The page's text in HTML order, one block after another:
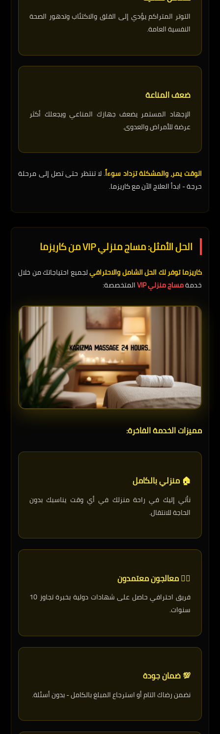
التوتر المتراكم يؤدي إلى القلق والاكتئاب وتدهور الصحة
النفسية العامة.
ضعف المناعة
الإجهاد المستمر يضعف جهازك المناعي ويجعلك أكثر
عرضة للأمراض والعدوى.
الوقت يمر، والمشكلة تزداد سوءاً. لا تنتظر حتى تصل إلى مرحلة
حرجة - ابدأ العلاج الآن مع كاريزما.
الحل الأمثل: مساج منزلي VIP من كاريزما
كاريزما توفر لك الحل الشامل والاحترافيلجميع احتياجاتك من خلال
خدمةمساج منزلي VIP المتخصصة:
مميزات الخدمة الفاخرة:
🏠 منزلي بالكامل
نأتي إليك في راحة منزلك في أي وقت يناسبك بدون
الحاجة للانتقال.
👨‍⚕️ معالجون معتمدون
فريق احترافي حاصل على شهادات دولية بخبرة تجاوز 10
سنوات.
💯 ضمان جودة
نضمن رضاك التام أو استرجاع المبلغ بالكامل - بدون أسئلة.